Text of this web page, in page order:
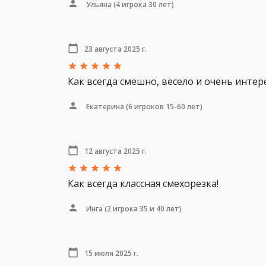
Ульяна (4 игрока 30 лет)
23 августа 2025 г.
Как всегда смешно, весело и очень
Екатерина (6 игроков 15-60 лет)
12 августа 2025 г.
Как всегда классная смехорезка!
Инга (2 игрока 35 и 40 лет)
15 июля 2025 г.